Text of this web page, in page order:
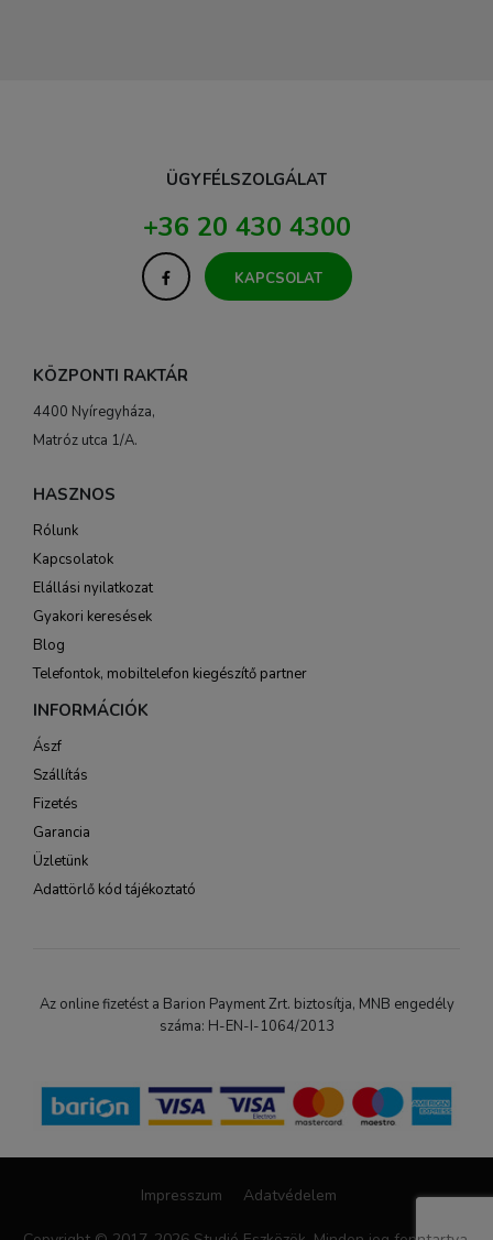
ÜGYFÉLSZOLGÁLAT
+36 20 430 4300
KAPCSOLAT
KÖZPONTI RAKTÁR
4400 Nyíregyháza,
Matróz utca 1/A.
HASZNOS
Rólunk
Kapcsolatok
Elállási nyilatkozat
Gyakori keresések
Blog
Telefontok, mobiltelefon kiegészítő partner
INFORMÁCIÓK
Ászf
Szállítás
Fizetés
Garancia
Üzletünk
Adattörlő kód tájékoztató
Az online fizetést a Barion Payment Zrt. biztosítja, MNB engedély
száma: H-EN-I-1064/2013
Impresszum Adatvédelem